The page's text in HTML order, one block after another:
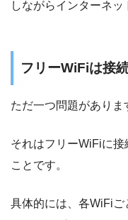
しながらインターネッ
フリーWiFiは接
ただ一つ問題がありま
それはフリーWiFiに接
ことです。
具体的には、各WiFi